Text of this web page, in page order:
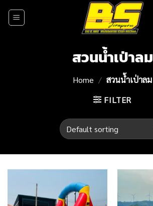
สวนน้ำเป่าลม
Home / สวนน้ำเป่าลม
FILTER